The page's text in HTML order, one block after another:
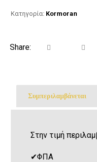
Κατηγορία: Kormoran
Συμπεριλαμβάνεται
Στην τιμή
✔ΦΠΑ